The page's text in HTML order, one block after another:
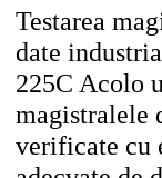
Testarea
date
225C Acolo
magistralele
verificate cu